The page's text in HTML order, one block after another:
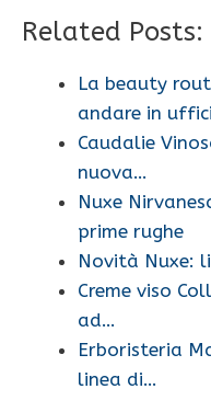
Related Posts:
La beauty
andare in
Caudalie
nuova…
Nuxe
prime rughe
Novità Nuxe:
Creme viso
ad…
Erboristeria
linea di…